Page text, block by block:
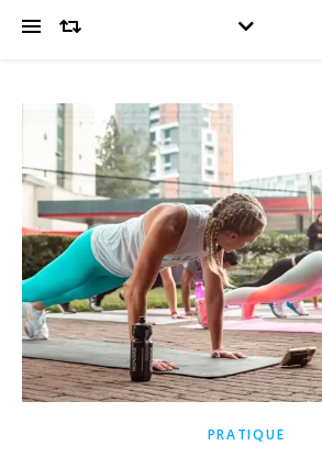
PRATIQUE